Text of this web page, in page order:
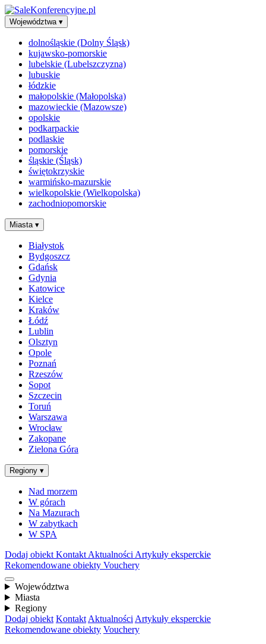
Województwa ▾
dolnośląskie (Dolny Śląsk)
kujawsko-pomorskie
lubelskie (Lubelszczyzna)
lubuskie
łódzkie
małopolskie (Małopolska)
mazowieckie (Mazowsze)
opolskie
podkarpackie
podlaskie
pomorskie
śląskie (Śląsk)
świętokrzyskie
warmińsko-mazurskie
wielkopolskie (Wielkopolska)
zachodniopomorskie
Miasta ▾
Białystok
Bydgoszcz
Gdańsk
Gdynia
Katowice
Kielce
Kraków
Łódź
Lublin
Olsztyn
Opole
Poznań
Rzeszów
Sopot
Szczecin
Toruń
Warszawa
Wrocław
Zakopane
Zielona Góra
Regiony ▾
Nad morzem
W górach
Na Mazurach
W zabytkach
W SPA
Dodaj obiekt Kontakt Aktualności Artykuły eksperckie
Rekomendowane obiekty Vouchery
Województwa
Miasta
Regiony
Dodaj obiekt Kontakt Aktualności Artykuły eksperckie
Rekomendowane obiekty Vouchery